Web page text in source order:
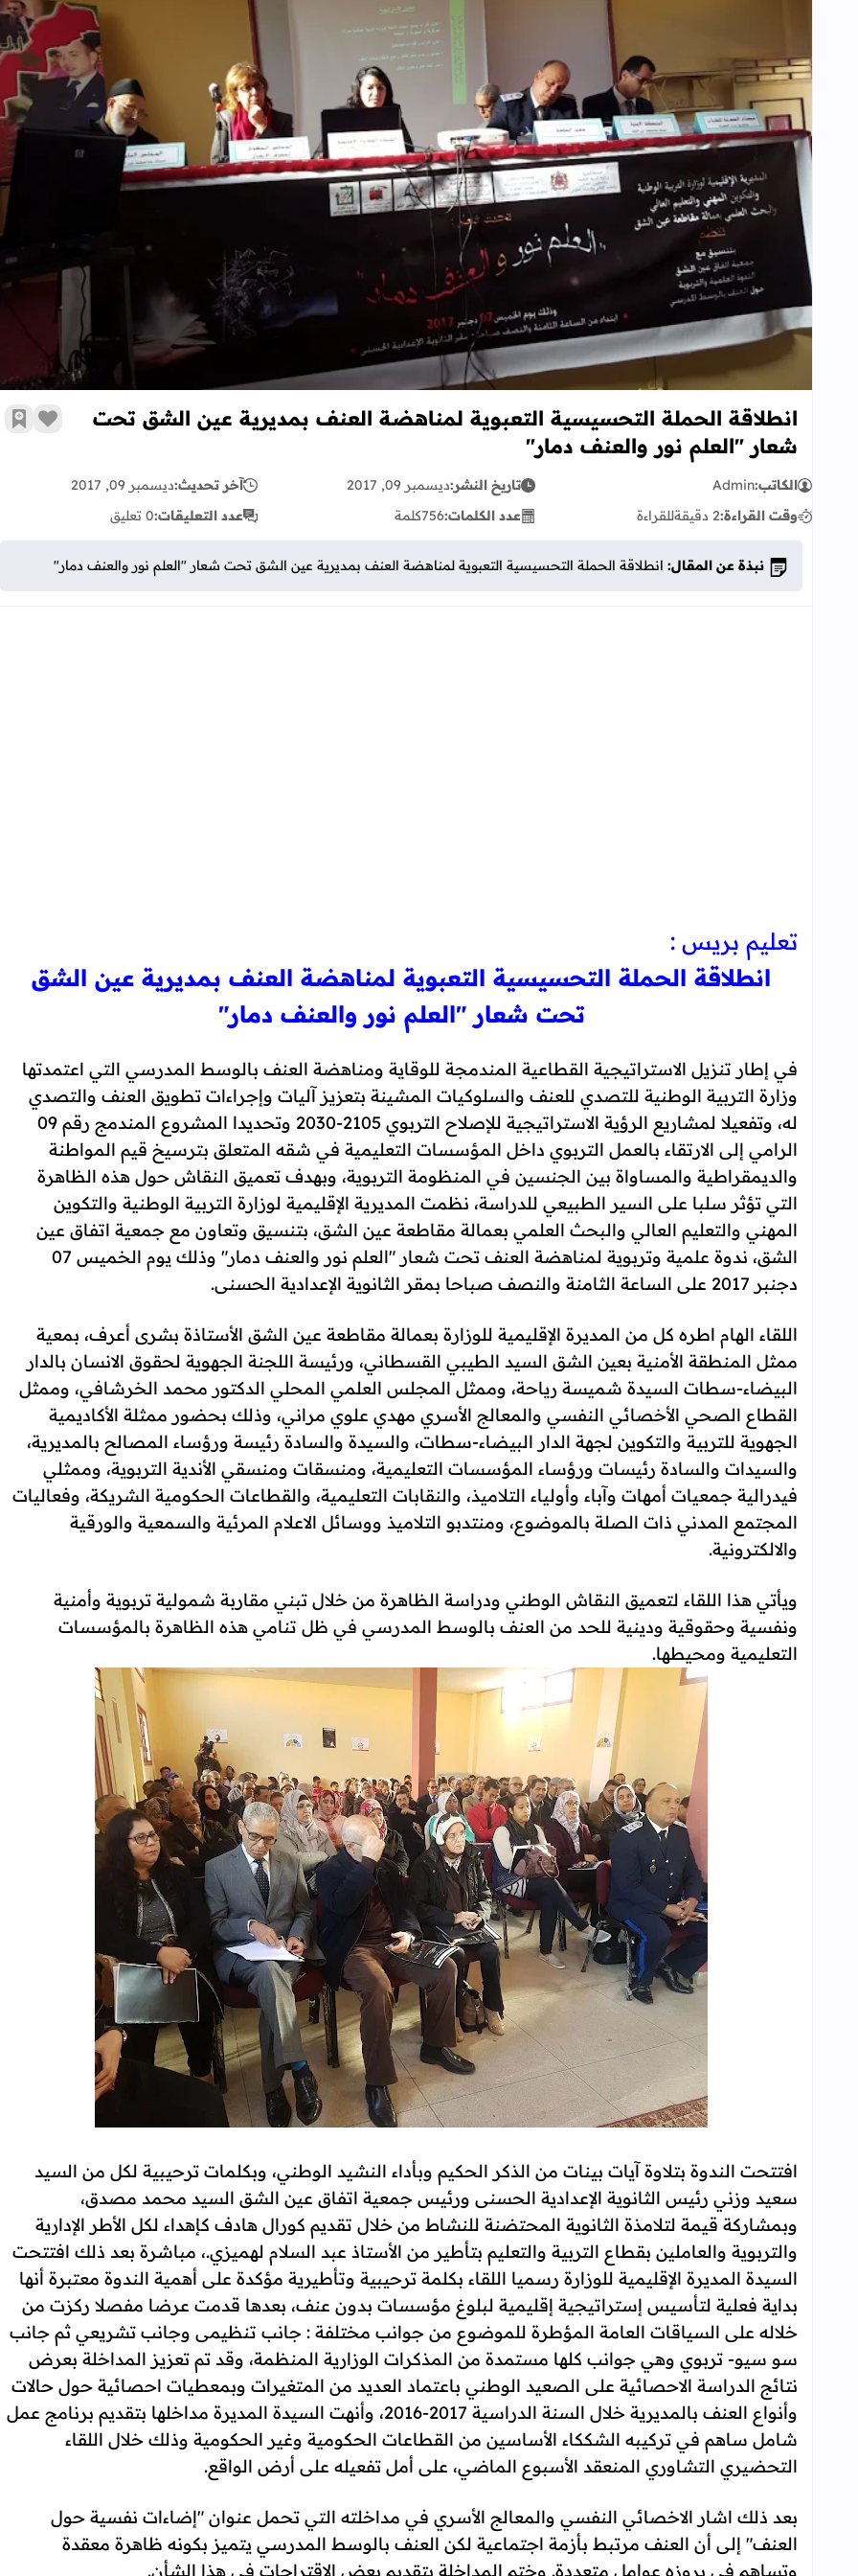
انطلاقة الحملة التحسيسية التعبوية لمناهضة العنف بمديرية عين
انطلاقة الحملة التحسيسية التعبوية لمناهضة العنف بمديرية عين الشق تحت
شعار "العلم نور والعنف دمار"
زر
الكاتب:Admin تاريخ النشر:ديسمبر 09, 2017 آخر تحديث:ديسمبر 09, 2017
وقت القراءة:2 دقيقة للقراءة عدد الكلمات:756كلمة عدد التعليقات:0 تعليق
نبذة عن المقال: انطلاقة الحملة التحسيسية التعبوية لمناهضة العنف بمديرية عين الشق تحت شعار "العلم نور والعنف دمار"
تعليم بريس :
انطلاقة الحملة التحسيسية التعبوية لمناهضة العنف بمديرية عين الشق
تحت شعار "العلم نور والعنف دمار"
في إطار تنزيل الاستراتيجية القطاعية المندمجة للوقاية ومناهضة العنف بالوسط المدرسي التي اعتمدتها
وزارة التربية الوطنية للتصدي للعنف والسلوكيات المشينة بتعزيز آليات وإجراءات تطويق العنف والتصدي
له، وتفعيلا لمشاريع الرؤية الاستراتيجية للإصلاح التربوي 2105-2030 وتحديدا المشروع المندمج رقم 09
الرامي إلى الارتقاء بالعمل التربوي داخل المؤسسات التعليمية في شقه المتعلق بترسيخ قيم المواطنة
والديمقراطية والمساواة بين الجنسين في المنظومة التربوية، وبهدف تعميق النقاش حول هذه الظاهرة
التي تؤثر سلبا على السير الطبيعي للدراسة، نظمت المديرية الإقليمية لوزارة التربية الوطنية والتكوين
المهني والتعليم العالي والبحث العلمي بعمالة مقاطعة عين الشق، بتنسيق وتعاون مع جمعية اتفاق عين
الشق، ندوة علمية وتربوية لمناهضة العنف تحت شعار "العلم نور والعنف دمار" وذلك يوم الخميس 07
دجنبر 2017 على الساعة الثامنة والنصف صباحا بمقر الثانوية الإعدادية الحسنى.
اللقاء الهام اطره كل من المديرة الإقليمية للوزارة بعمالة مقاطعة عين الشق الأستاذة بشرى أعرف، بمعية
ممثل المنطقة الأمنية بعين الشق السيد الطيبي القسطاني، ورئيسة اللجنة الجهوية لحقوق الانسان بالدار
البيضاء-سطات السيدة شميسة رياحة، وممثل المجلس العلمي المحلي الدكتور محمد الخرشافي، وممثل
القطاع الصحي الأخصائي النفسي والمعالج الأسري مهدي علوي مراني، وذلك بحضور ممثلة الأكاديمية
الجهوية للتربية والتكوين لجهة الدار البيضاء-سطات، والسيدة والسادة رئيسة ورؤساء المصالح بالمديرية،
والسيدات والسادة رئيسات ورؤساء المؤسسات التعليمية، ومنسقات ومنسقي الأندية التربوية، وممثلي
فيدرالية جمعيات أمهات وآباء وأولياء التلاميذ، والنقابات التعليمية، والقطاعات الحكومية الشريكة، وفعاليات
المجتمع المدني ذات الصلة بالموضوع، ومنتدبو التلاميذ ووسائل الاعلام المرئية والسمعية والورقية
والالكترونية.
ويأتي هذا اللقاء لتعميق النقاش الوطني ودراسة الظاهرة من خلال تبني مقاربة شمولية تربوية وأمنية
ونفسية وحقوقية ودينية للحد من العنف بالوسط المدرسي في ظل تنامي هذه الظاهرة بالمؤسسات
التعليمية ومحيطها.
افتتحت الندوة بتلاوة آيات بينات من الذكر الحكيم وبأداء النشيد الوطني، وبكلمات ترحيبية لكل من السيد
سعيد وزني رئيس الثانوية الإعدادية الحسنى ورئيس جمعية اتفاق عين الشق السيد محمد مصدق،
وبمشاركة قيمة لتلامذة الثانوية المحتضنة للنشاط من خلال تقديم كورال هادف كإهداء لكل الأطر الإدارية
والتربوية والعاملين بقطاع التربية والتعليم بتأطير من الأستاذ عبد السلام لهميزي.، مباشرة بعد ذلك افتتحت
السيدة المديرة الإقليمية للوزارة رسميا اللقاء بكلمة ترحيبية وتأطيرية مؤكدة على أهمية الندوة معتبرة أنها
بداية فعلية لتأسيس إستراتيجية إقليمية لبلوغ مؤسسات بدون عنف، بعدها قدمت عرضا مفصلا ركزت من
خلاله على السياقات العامة المؤطرة للموضوع من جوانب مختلفة : جانب تنظيمى وجانب تشريعي ثم جانب
سو سيو- تربوي وهي جوانب كلها مستمدة من المذكرات الوزارية المنظمة، وقد تم تعزيز المداخلة بعرض
نتائج الدراسة الاحصائية على الصعيد الوطني باعتماد العديد من المتغيرات وبمعطيات احصائية حول حالات
وأنواع العنف بالمديرية خلال السنة الدراسية 2017-2016، وأنهت السيدة المديرة مداخلها بتقديم برنامج عمل
شامل ساهم في تركيبه الشككاء الأساسين من القطاعات الحكومية وغير الحكومية وذلك خلال اللقاء
التحضيري التشاوري المنعقد الأسبوع الماضي، على أمل تفعيله على أرض الواقع.
بعد ذلك اشار الاخصائي النفسي والمعالج الأسري في مداخلته التي تحمل عنوان "إضاءات نفسية حول
العنف" إلى أن العنف مرتبط بأزمة اجتماعية لكن العنف بالوسط المدرسي يتميز بكونه ظاهرة معقدة
وتساهم في بروزه عوامل متعددة. وختم المداخلة بتقديم بعض الاقتراحات في هذا الشأن.